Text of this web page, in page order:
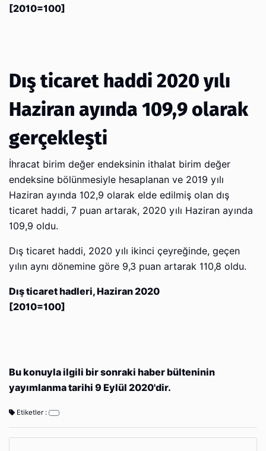
[2010=100]
Dış ticaret haddi 2020 yılı
Haziran ayında 109,9 olarak
gerçekleşti
İhracat birim değer endeksinin ithalat birim değer
endeksine bölünmesiyle hesaplanan ve 2019 yılı
Haziran ayında 102,9 olarak elde edilmiş olan dış
ticaret haddi, 7 puan artarak, 2020 yılı Haziran ayında
109,9 oldu.
Dış ticaret haddi, 2020 yılı ikinci çeyreğinde, geçen
yılın aynı dönemine göre 9,3 puan artarak 110,8 oldu.
Dış ticaret hadleri, Haziran 2020
[2010=100]
Bu konuyla ilgili bir sonraki haber bülteninin
yayımlanma tarihi 9 Eylül 2020'dir.
Etiketler :